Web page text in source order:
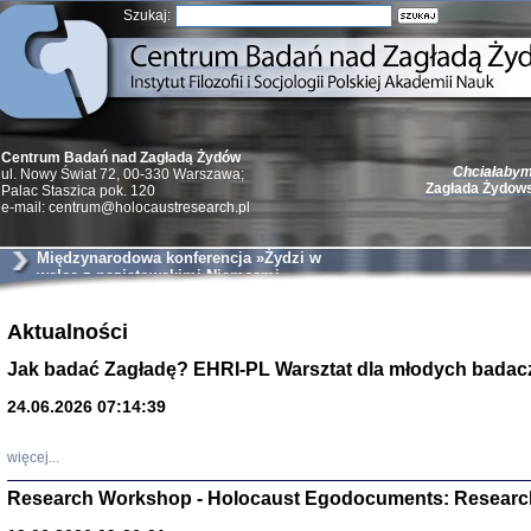
Szukaj:
Zagłada
Natalia Aleksiun,
Deborah Dash
Turski, Laurence
Centrum Badań nad Zagładą Żydów
ul. Nowy Świat 72, 00-330 Warszawa;
Palac Staszica pok. 120
e-mail: centrum@holocaustresearch.pl
Międzynarodowa konferencja »Żydzi w
walce z nazistowskimi Niemcami
Aktualności
Jak badać Zagładę? EHRI-PL Warsztat dla młodych
24.06.2026 07:14:39
więcej...
Research Workshop - Holocaust Egodocuments: